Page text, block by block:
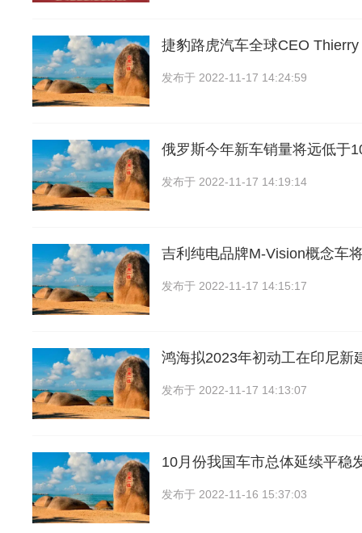
捷豹路虎汽车全球CEO
发布于 2022-11-17 14:24:59
俄罗斯今年新车销量将远低于
发布于 2022-11-17 14:19:14
吉利纯电品牌M-Vision概念车
发布于 2022-11-17 14:15:17
鸿海拟2023年初动工在印尼新
发布于 2022-11-17 14:13:07
10月份我国车市总体延续平稳
发布于 2022-11-16 15:37:03